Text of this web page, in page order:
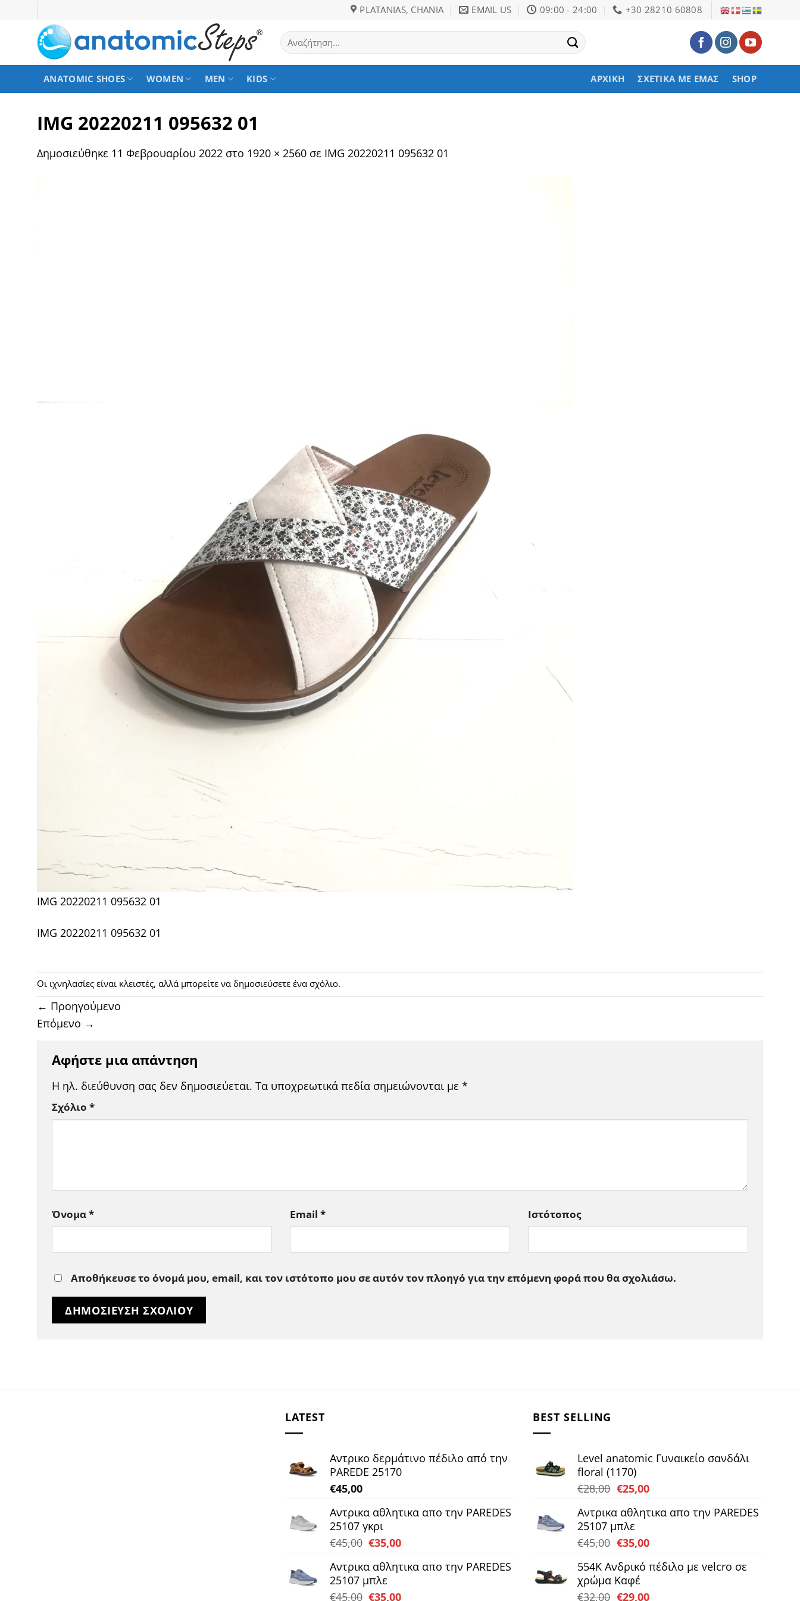
περιεχόμενο
PLATANIAS, CHANIA EMAIL US 09:00 - 24:00 +30 28210 60808
Αναζήτηση
για:
ANATOMIC SHOES WOMEN MEN KIDS ΑΡΧΙΚΉ ΣΧΕΤΙΚΆ ΜΕ ΕΜΆΣ SHOP
IMG 20220211 095632 01
Δημοσιεύθηκε 11 Φεβρουαρίου 2022 στο 1920 × 2560 σε IMG 20220211 095632 01
IMG 20220211 095632 01
IMG 20220211 095632 01
Οι ιχνηλασίες είναι κλειστές, αλλά μπορείτε να δημοσιεύσετε ένα σχόλιο.
← Προηγούμενο
Επόμενο →
Αφήστε μια απάντηση
Η ηλ. διεύθυνση σας δεν δημοσιεύεται. Τα υποχρεωτικά πεδία σημειώνονται με *
Σχόλιο *
Όνομα* Email * Ιστότοπος
Αποθήκευσε το όνομά μου, email, και τον ιστότοπο μου σε αυτόν τον πλοηγό για την επόμενη φορά που θα σχολιάσω.
LATEST
Αντρικο δερμάτινο πέδιλο από την
PAREDE 25170
€45,00
Αντρικα αθλητικα απο την PAREDES
25107 γκρι
€45,00 Original
was:
€45,00.
€35,00Η
τιμή
Αντρικα αθλητικα απο την PAREDES
25107 μπλε
€45,00 Original
€35,00Η
BEST SELLING
Level anatomic Γυναικείο σανδάλι
floral (1170)
€28,00 Original
was:
€28,00.
€25,00Η
τιμή
€25,00.
Αντρικα αθλητικα απο την PAREDES
25107 μπλε
€45,00 Original
was:
€45,00.
€35,00Η
τιμή
554K Ανδρικό πέδιλο με velcro σε
χρώμα Καφέ
€32,00 Original
€29,00Η